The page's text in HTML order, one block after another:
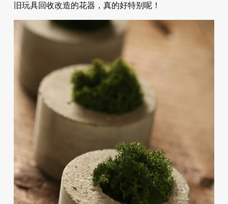
旧玩具回收改造的花器，真的好特别呢！